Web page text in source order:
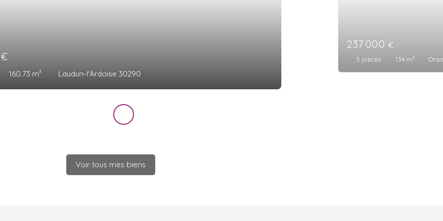
134 Orange 84100
89 000
3 pièces m²
Voir tous mes biens